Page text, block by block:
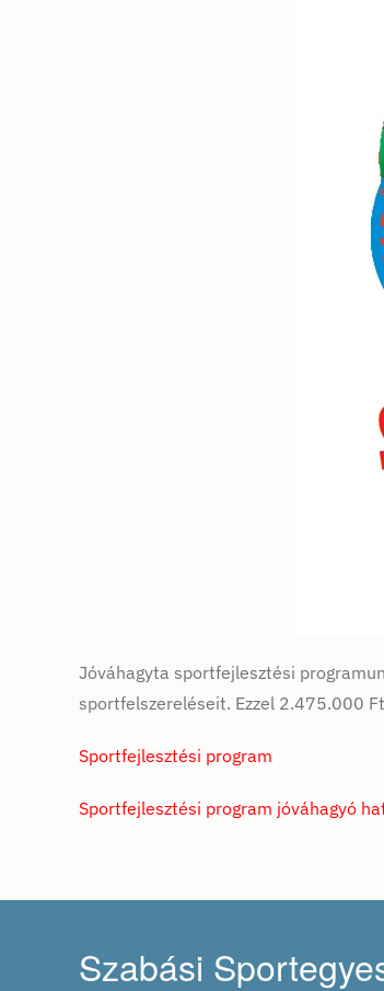
Jóváhagyta sportfejlesztési
sportfelszereléseit. Ezzel 2.475.000
Sportfejlesztési program
Sportfejlesztési program jóváhagyó
Szabási